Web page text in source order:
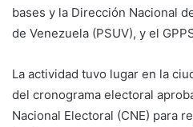
bases y la Dirección Nacional
de Venezuela (PSUV), y el
La actividad tuvo lugar en la
del cronograma electoral
Nacional Electoral (CNE) para